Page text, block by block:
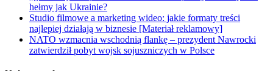
hełmy jak Ukrainie?
Studio filmowe a marketing wideo: jakie formaty treści
najlepiej działają w biznesie [Materiał reklamowy]
NATO wzmacnia wschodnią flankę – prezydent Nawrocki
zatwierdził pobyt wojsk sojuszniczych w Polsce